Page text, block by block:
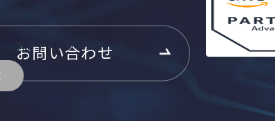
お客さまイベントノウハウ
お問い合わせ